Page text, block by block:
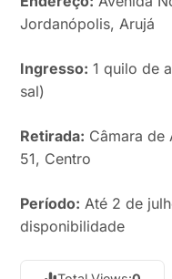
Jordanópolis, Arujá
Ingresso: 1 quilo de
sal)
Retirada: Câmara de
51, Centro
Período: Até 2 de
disponibilidade